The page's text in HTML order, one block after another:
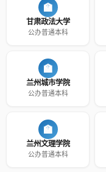
🏫
甘肃政法大学
公办普通本科
🏫
兰州城市学院
公办普通本科
🏫
兰州文理学院
公办普通本科